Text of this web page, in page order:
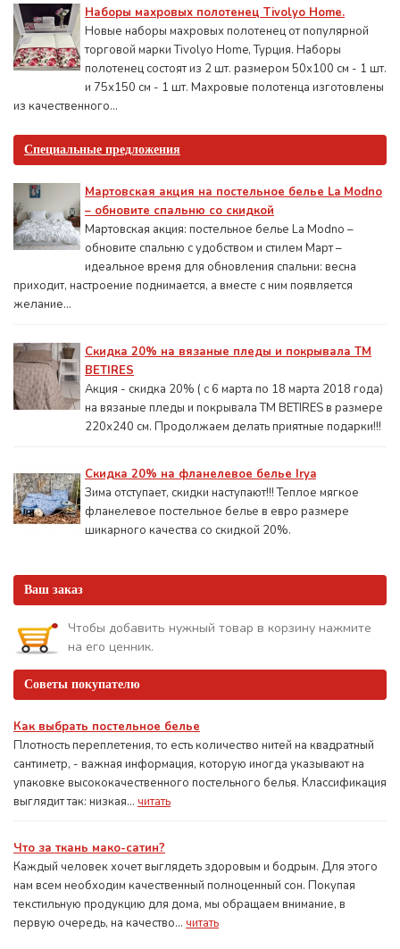
Наборы махровых полотенец Tivolyo Home.
Новые наборы махровых полотенец от популярной
торговой марки Tivolyo Home, Турция. Наборы
полотенец состоят из 2 шт. размером 50x100 см - 1 шт.
и 75х150 см - 1 шт. Махровые полотенца изготовлены
из качественного...
Специальные предложения
Мартовская акция на постельное белье La Modno
– обновите спальню со скидкой
Мартовская акция: постельное белье La Modno –
обновите спальню с удобством и стилем Март –
идеальное время для обновления спальни: весна
приходит, настроение поднимается, а вместе с ним появляется
желание...
Скидка 20% на вязаные пледы и покрывала ТМ
BETIRES
Акция - скидка 20% ( с 6 марта по 18 марта 2018 года)
на вязаные пледы и покрывала ТМ BETIRES в размере
220х240 см. Продолжаем делать приятные подарки!!!
Скидка 20% на фланелевое белье Irya
Зима отступает, скидки наступают!!! Теплое мягкое
фланелевое постельное белье в евро размере
шикарного качества со скидкой 20%.
Ваш заказ
Чтобы добавить нужный товар в корзину нажмите
на его ценник.
Советы покупателю
Как выбрать постельное белье
Плотность переплетения, то есть количество нитей на квадратный
сантиметр, - важная информация, которую иногда указывают на
упаковке высококачественного постельного белья. Классификация
выглядит так: низкая... читать
Что за ткань мако-сатин?
Каждый человек хочет выглядеть здоровым и бодрым. Для этого
нам всем необходим качественный полноценный сон. Покупая
текстильную продукцию для дома, мы обращаем внимание, в
первую очередь, на качество... читать